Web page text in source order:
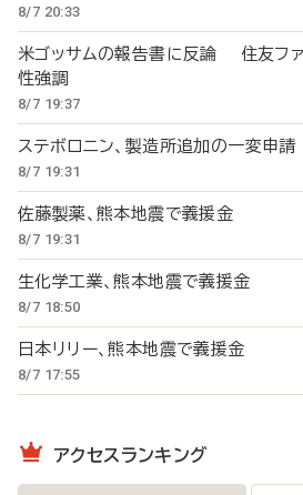
8/7 20:33
米ゴッサムの報告書に反論 住友ファ
性強調
8/7 19:37
ステボロニン、製造所追加の一変申
8/7 19:31
佐藤製薬、熊本地震で義援金
8/7 19:31
生化学工業、熊本地震で義援金
8/7 18:50
日本リリー、熊本地震で義援金
8/7 17:55
アクセスランキング